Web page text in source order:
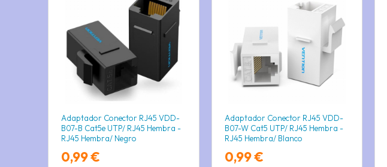
Adaptador Conector RJ45 VDD-
B07-B Cat5e UTP/ RJ45 Hembra -
RJ45 Hembra/ Negro
0,99 €
Adaptador Conector RJ45 VDD-
B07-W Cat5 UTP/ RJ45 Hembra -
RJ45 Hembra/ Blanco
0,99 €